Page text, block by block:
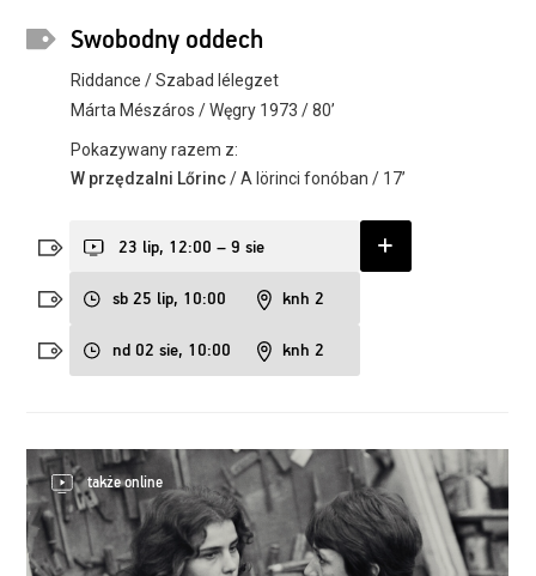
Swobodny oddech
Riddance / Szabad lélegzet
Márta Mészáros / Węgry 1973 / 80’
Pokazywany razem z:
W przędzalni Lőrinc/ A lörinci fonóban / 17’
sb 25 lip, 10:00 knh 2
nd 02 sie, 10:00 knh 2
23 lip, 12:00 – 9 sie
także online